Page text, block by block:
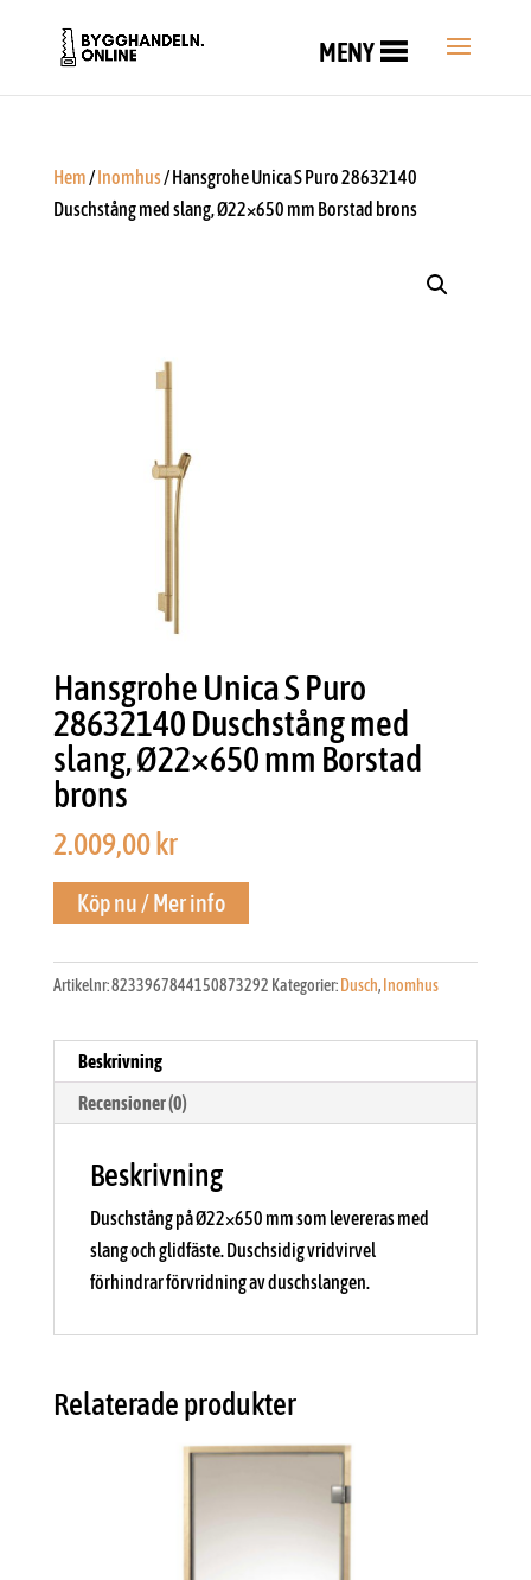
MENY
Hem/Inomhus/ Hansgrohe Unica S Puro 28632140
Duschstång med slang, Ø22×650 mm Borstad brons
Hansgrohe Unica S Puro
28632140 Duschstång med
slang, Ø22×650 mm Borstad
brons
2.009,00 kr
Köp nu / Mer info
Artikelnr:8233967844150873292 Kategorier: Dusch, Inomhus
Beskrivning
Recensioner (0)
Beskrivning
Duschstång på Ø22×650 mm som levereras med
slang och glidfäste. Duschsidig vridvirvel
förhindrar förvridning av duschslangen.
Relaterade produkter